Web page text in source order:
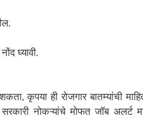
घ्यावी.
कृपया ही रोजगार बातम्यांची
नोकऱ्यांचे मोफत जॉब अलर्ट